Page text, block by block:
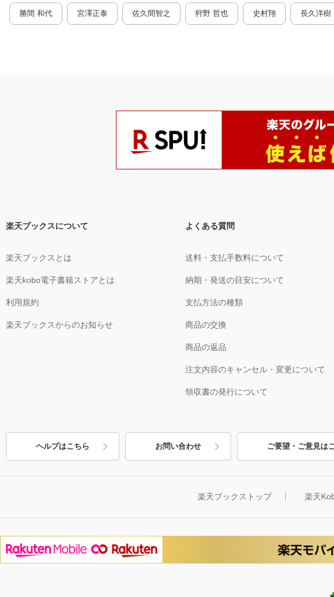
勝間 和代 宮澤正泰 佐久間智之 狩野 哲也 史村翔 長久洋樹
楽天ブックスについて
楽天ブックスとは
楽天kobo電子書籍ストアとは
利用規約
楽天ブックスからのお知らせ
よくある質問
送料・支払手数料について
納期・発送の目安について
支払方法の種類
商品の交換
商品の返品
注文内容のキャンセル・変更について
領収書の発行について
ヘルプはこちら お問い合わせ ご要望・ご意見は
楽天ブックストップ 楽天